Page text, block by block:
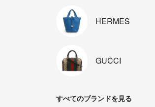
HERMES
GUCCI
すべてのブランドを見る